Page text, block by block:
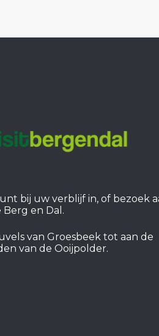
bij uw verblijf in, of bezoek
en Dal.
van Groesbeek tot aan de
van de Ooijpolder.